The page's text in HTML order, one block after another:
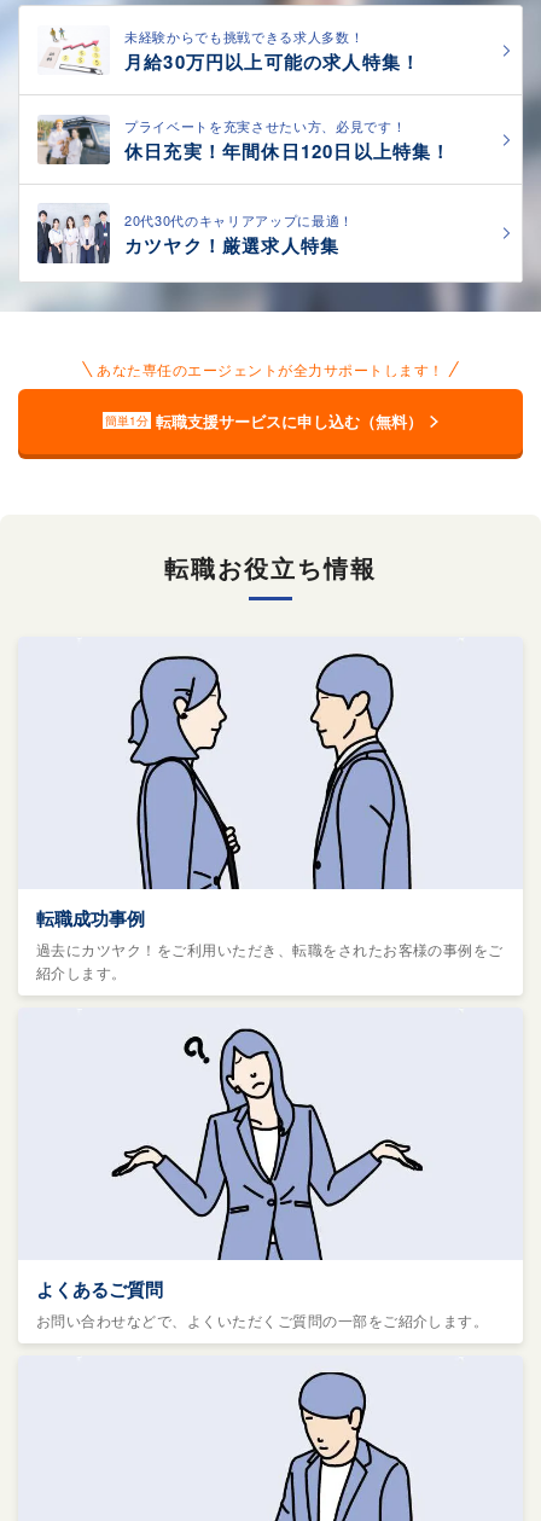
未経験からでも挑戦できる求人多数！
月給30万円以上可能の求人特集！
プライベートを充実させたい方、必見です！
休日充実！年間休日120日以上特集！
20代30代のキャリアアップに最適！
カツヤク！厳選求人特集
あなた専任のエージェントが全力サポートします！
簡単1分 転職支援サービスに申し込む（無料）
転職お役立ち情報
転職成功事例
過去にカツヤク！をご利用いただき、転職をされたお客様の事例をご
紹介します。
よくあるご質問
お問い合わせなどで、よくいただくご質問の一部をご紹介します。